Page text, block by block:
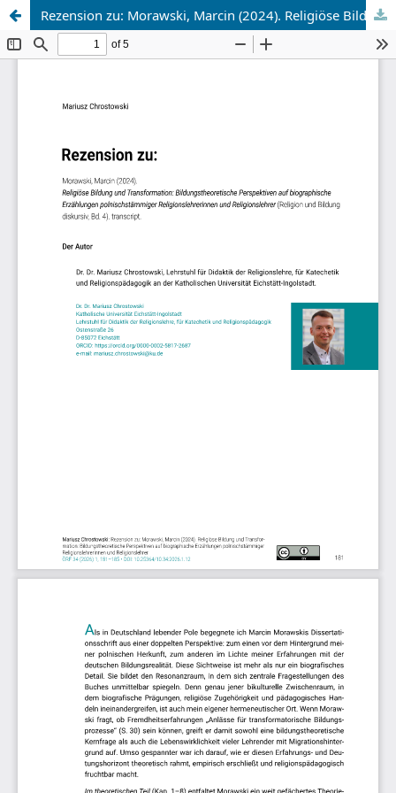
Rezension zu: Morawski, Marcin (2024). Religiöse Bildung und Transformation: Bildungstheoretische Perspektiven auf biographische Erzählungen polnischstämmiger Religionslehrerinnen und Religionslehrer (Religion und Bildung diskursiv, Bd. 4). transcript.